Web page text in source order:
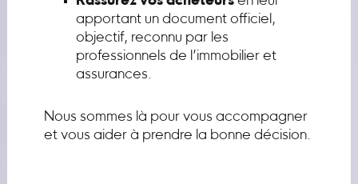
apportant un document officiel,
objectif, reconnu par les
professionnels de l’immobilier et
assurances.
Nous sommes là pour vous accompagner
et vous aider à prendre la bonne décision.